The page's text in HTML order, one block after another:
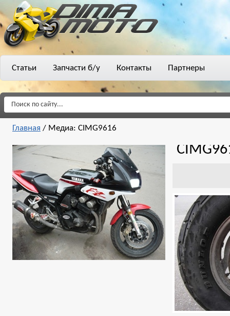
Статьи Запчасти б/у Контакты Партнеры
Главная / Медиа: CIMG9616